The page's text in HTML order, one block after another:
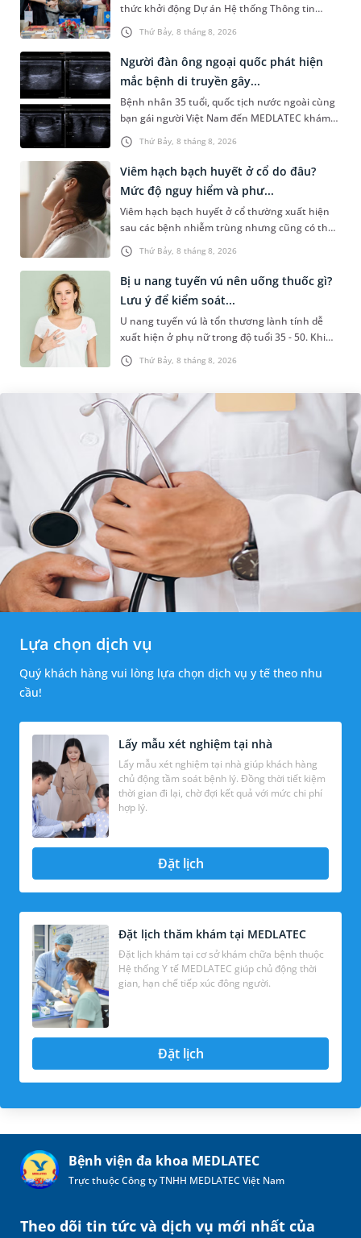
Thứ Bảy, 8 tháng 8, 2026
thức khởi động Dự án Hệ thống Thông tin
Quản lý Bệnh viện (HIS - Hospital Information
System) giai đoạn mới. Dự á...
Thứ Bảy, 8 tháng 8, 2026
Người đàn ông ngoại quốc phát hiện
mắc bệnh di truyền gây...
Bệnh nhân 35 tuổi, quốc tịch nước ngoài cùng
bạn gái người Việt Nam đến MEDLATEC khám
sức khỏe tiền hôn nhân. Qua thăm khám và
làm các xét nghiệm chuyên sâu,...
Thứ Bảy, 8 tháng 8, 2026
Viêm hạch bạch huyết ở cổ do đâu?
Mức độ nguy hiểm và phư...
Viêm hạch bạch huyết ở cổ thường xuất hiện
sau các bệnh nhiễm trùng nhưng cũng có thể
liên quan đến lao hạch hoặc ung thư. Để tìm
hiểu nguyên nhân gây viêm,...
Thứ Bảy, 8 tháng 8, 2026
Bị u nang tuyến vú nên uống thuốc gì?
Lưu ý để kiểm soát...
U nang tuyến vú là tổn thương lành tính dễ
xuất hiện ở phụ nữ trong độ tuổi 35 - 50. Khi
được chẩn đoán mắc bệnh, nhiều người
thường băn khoăn u nang tuyến v...
Lựa chọn dịch vụ
Quý khách hàng vui lòng lựa chọn dịch vụ y tế theo nhu
cầu!
Lấy mẫu xét nghiệm tại nhà
Lấy mẫu xét nghiệm tại nhà giúp khách hàng
chủ động tầm soát bệnh lý. Đồng thời tiết kiệm
thời gian đi lại, chờ đợi kết quả với mức chi phí
hợp lý.
Đặt lịch
Đặt lịch thăm khám tại MEDLATEC
Đặt lịch khám tại cơ sở khám chữa bệnh thuộc
Hệ thống Y tế MEDLATEC giúp chủ động thời
gian, hạn chế tiếp xúc đông người.
Đặt lịch
Bệnh viện đa khoa MEDLATEC
Trực thuộc Công ty TNHH MEDLATEC Việt Nam
Theo dõi tin tức và dịch vụ mới nhất của